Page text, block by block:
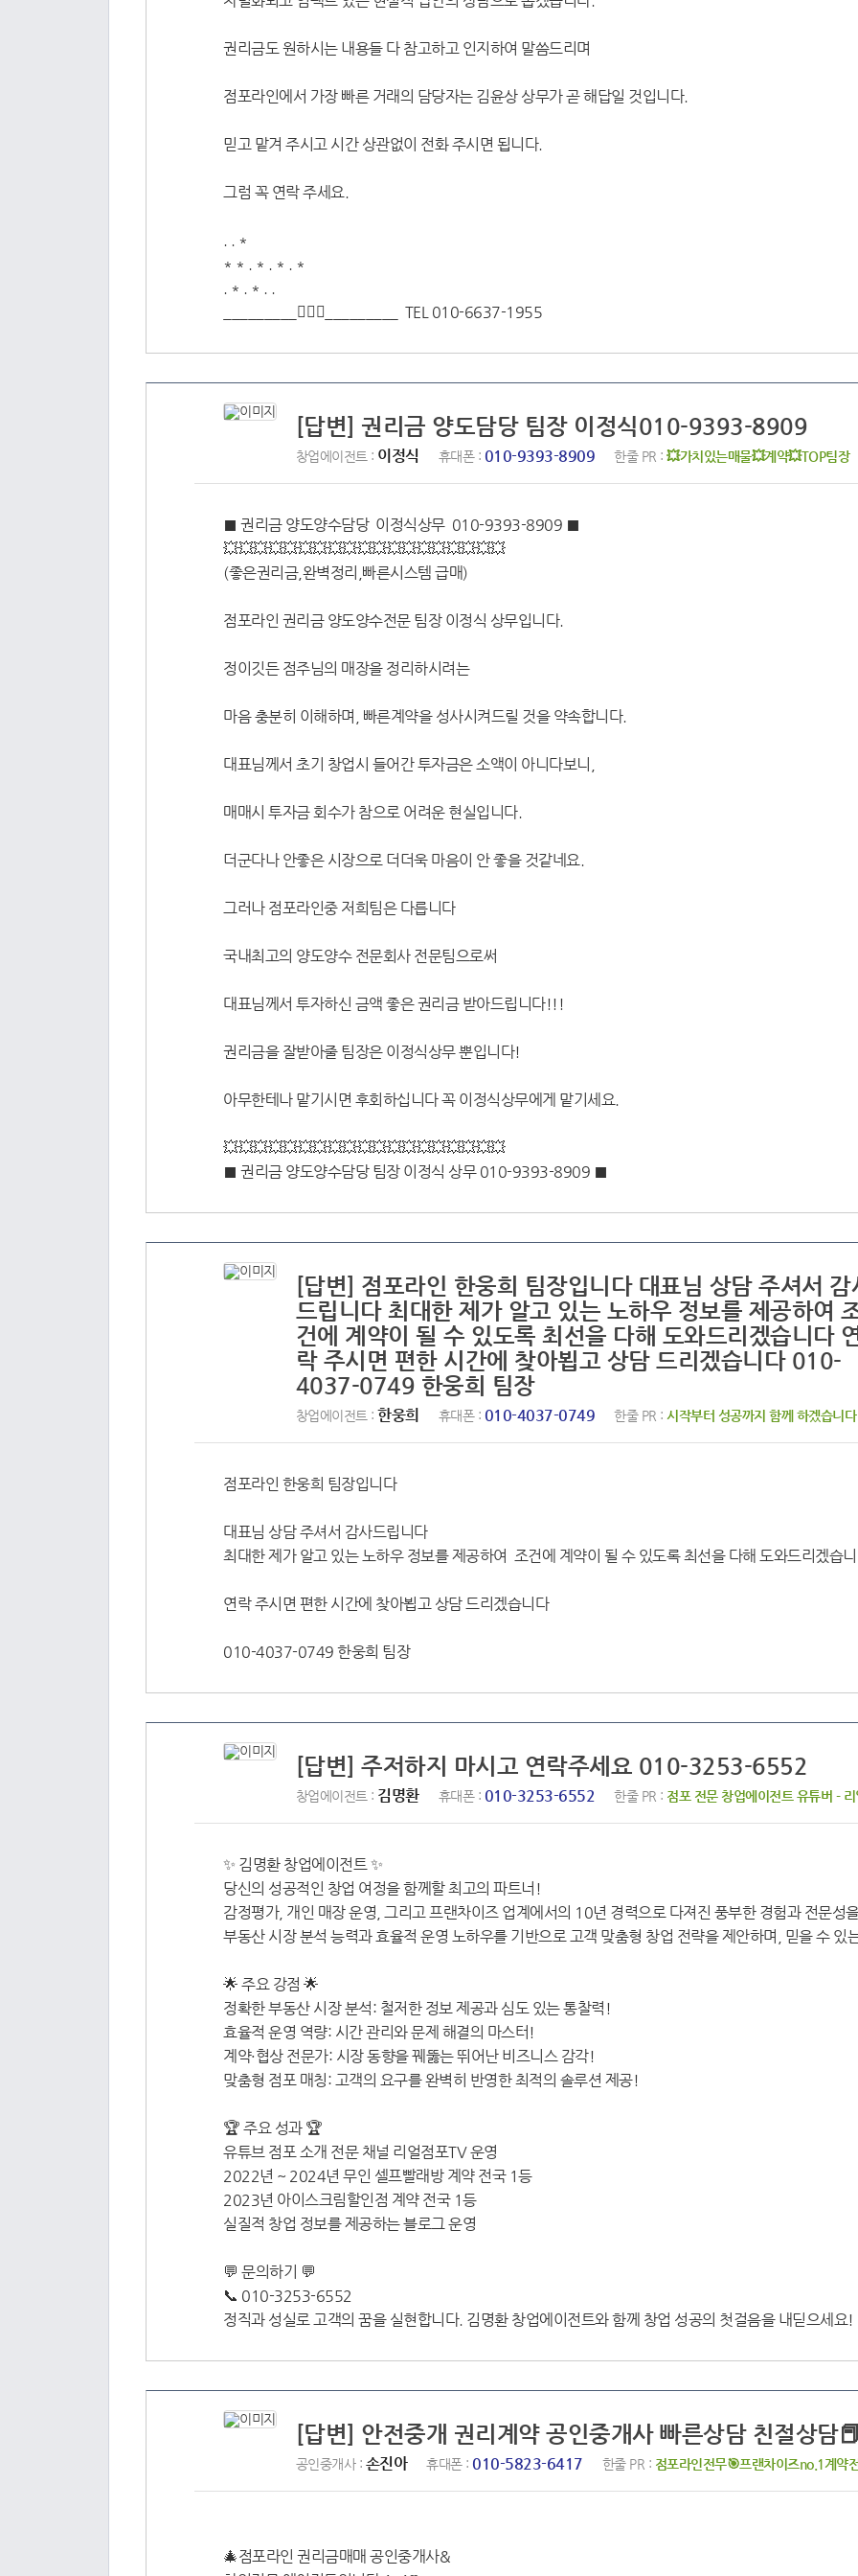
권리금도 원하시는 내용들 다 참고하고 인지하여 말씀드리며
점포라인에서 가장 빠른 거래의 담당자는 김윤상 상무가 곧 해답일 것입니다.
믿고 맡겨 주시고 시간 상관없이 전화 주시면 됩니다.
그럼 꼭 연락 주세요.
. . *
* * . * . * . *
. * . * . .
_________🚶🏻‍♂️_________ TEL 010-6637-1955
[답변] 권리금 양도담당 팀장 이정식010-9393-8909
창업에이전트 : 이정식 휴대폰 : 010-9393-8909 한줄 PR : 💥가치있는매물💥계약💥TOP팀장
■ 권리금 양도양수담당 이정식상무 010-9393-8909 ■
💥💥💥💥💥💥💥💥💥💥💥💥💥💥💥💥💥💥💥
(좋은권리금,완벽정리,빠른시스템 급매)
점포라인 권리금 양도양수전문 팀장 이정식 상무입니다.
정이깃든 점주님의 매장을 정리하시려는
마음 충분히 이해하며, 빠른계약을 성사시켜드릴 것을 약속합니다.
대표님께서 초기 창업시 들어간 투자금은 소액이 아니다보니,
매매시 투자금 회수가 참으로 어려운 현실입니다.
더군다나 안좋은 시장으로 더더욱 마음이 안 좋을 것같네요.
그러나 점포라인중 저희팀은 다릅니다
국내최고의 양도양수 전문회사 전문팀으로써
대표님께서 투자하신 금액 좋은 권리금 받아드립니다!!!
권리금을 잘받아줄 팀장은 이정식상무 뿐입니다!
아무한테나 맡기시면 후회하십니다 꼭 이정식상무에게 맡기세요.
💥💥💥💥💥💥💥💥💥💥💥💥💥💥💥💥💥💥💥
■ 권리금 양도양수담당 팀장 이정식 상무 010-9393-8909 ■
[답변] 점포라인 한웅희 팀장입니다 대표님 상담 주셔서 감
드립니다 최대한 제가 알고 있는 노하우 정보를 제공하여
건에 계약이 될 수 있도록 최선을 다해 도와드리겠습니다
락 주시면 편한 시간에 찾아뵙고 상담 드리겠습니다 010-
4037-0749 한웅희 팀장
창업에이전트 : 한웅희 휴대폰 : 010-4037-0749 한줄 PR : 시작부터 성공까지 함께 하겠습니다
점포라인 한웅희 팀장입니다
대표님 상담 주셔서 감사드립니다
최대한 제가 알고 있는 노하우 정보를 제공하여 조건에 계약이 될 수 있도록 최선을 다해 도와드리겠습
연락 주시면 편한 시간에 찾아뵙고 상담 드리겠습니다
010-4037-0749 한웅희 팀장
[답변] 주저하지 마시고 연락주세요 010-3253-6552
창업에이전트 : 김명환 휴대폰 : 010-3253-6552 한줄 PR : 점포 전문 창업에이전트 유튜버 -
✨ 김명환 창업에이전트 ✨
당신의 성공적인 창업 여정을 함께할 최고의 파트너!
감정평가, 개인 매장 운영, 그리고 프랜차이즈 업계에서의 10년 경력으로 다져진 풍부한 경험과 전문성
부동산 시장 분석 능력과 효율적 운영 노하우를 기반으로 고객 맞춤형 창업 전략을 제안하며, 믿을 수 있
🌟 주요 강점 🌟
정확한 부동산 시장 분석: 철저한 정보 제공과 심도 있는 통찰력!
효율적 운영 역량: 시간 관리와 문제 해결의 마스터!
계약·협상 전문가: 시장 동향을 꿰뚫는 뛰어난 비즈니스 감각!
맞춤형 점포 매칭: 고객의 요구를 완벽히 반영한 최적의 솔루션 제공!
🏆 주요 성과 🏆
유튜브 점포 소개 전문 채널 리얼점포TV 운영
2022년 ~ 2024년 무인 셀프빨래방 계약 전국 1등
2023년 아이스크림할인점 계약 전국 1등
실질적 창업 정보를 제공하는 블로그 운영
💬 문의하기 💬
📞 010-3253-6552
정직과 성실로 고객의 꿈을 실현합니다. 김명환 창업에이전트와 함께 창업 성공의 첫걸음을 내딛으세요!
[답변] 안전중개 권리계약 공인중개사 빠른상담 친절상담
공인중개사 : 손진아 휴대폰 : 010-5823-6417 한줄 PR : 점포라인전무🎯프랜차이즈no.1계약
🎄점포라인 권리금매매 공인중개사&